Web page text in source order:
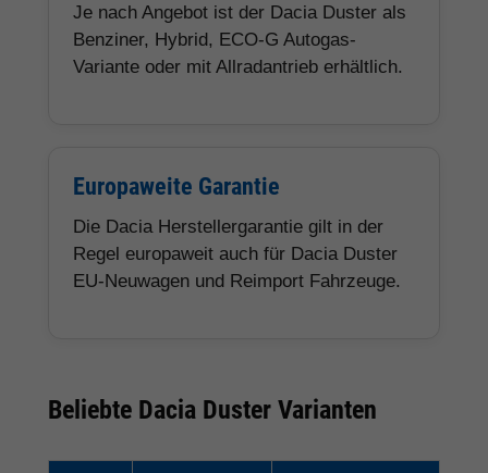
Je nach Angebot ist der Dacia Duster als
Benziner, Hybrid, ECO-G Autogas-
Variante oder mit Allradantrieb erhältlich.
Europaweite Garantie
Die Dacia Herstellergarantie gilt in der
Regel europaweit auch für Dacia Duster
EU-Neuwagen und Reimport Fahrzeuge.
Beliebte Dacia Duster Varianten